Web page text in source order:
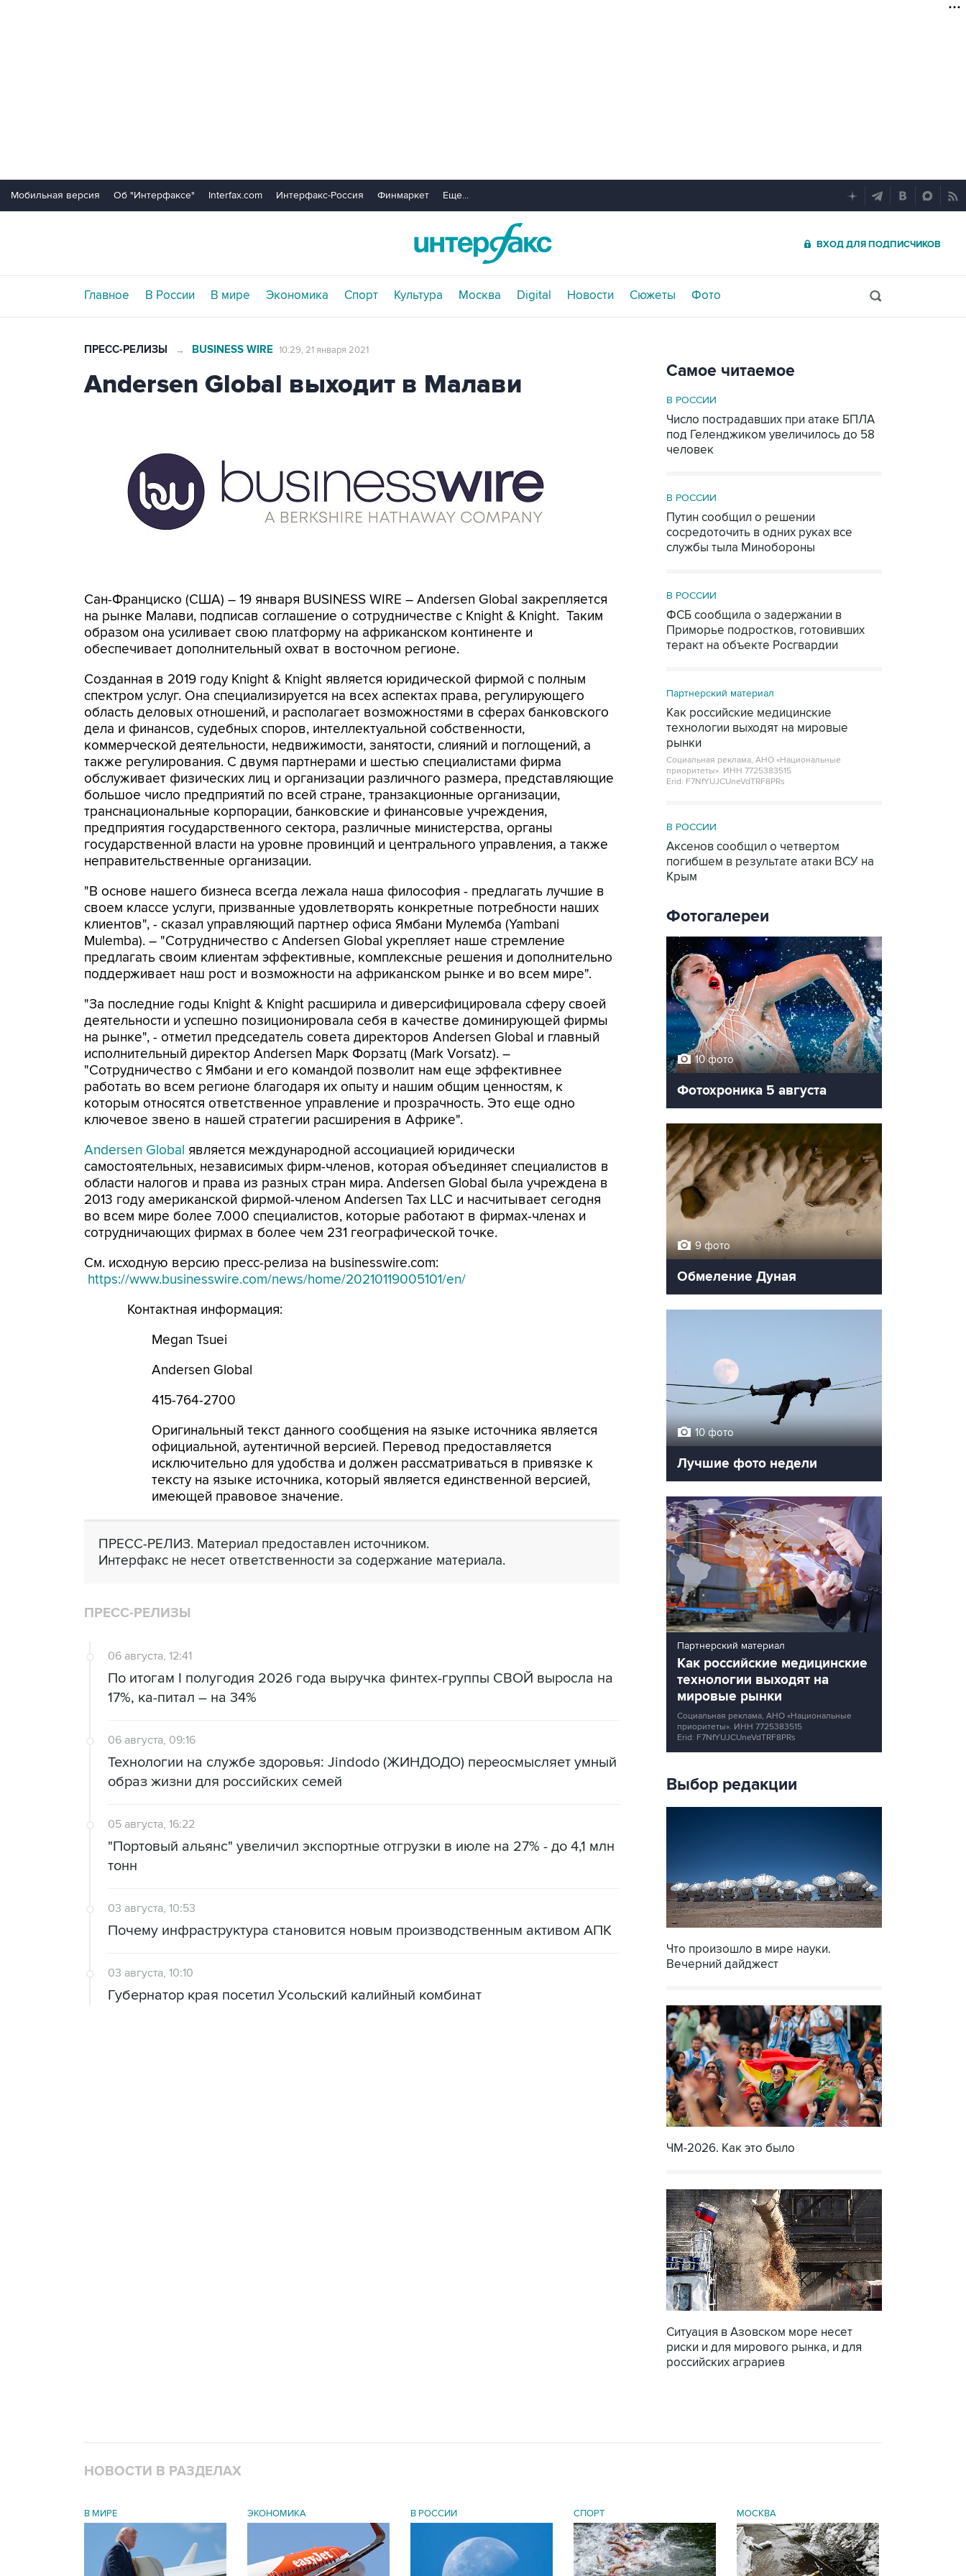
Мобильная версия Об "Интерфаксе" Interfax.com Интерфакс-Россия Финмаркет Еще...
ВХОД ДЛЯ ПОДПИСЧИКОВ
Главное В России В мире Экономика Спорт Культура Москва Digital Новости Сюжеты Фото
ПРЕСС-РЕЛИЗЫ → BUSINESS WIRE 10:29, 21 января 2021
Andersen Global выходит в Малави
Сан-Франциско (США) – 19 января BUSINESS WIRE – Andersen Global закрепляется
на рынке Малави, подписав соглашение о сотрудничестве с Knight & Knight. Таким
образом она усиливает свою платформу на африканском континенте и
обеспечивает дополнительный охват в восточном регионе.
Созданная в 2019 году Knight & Knight является юридической фирмой с полным
спектром услуг. Она специализируется на всех аспектах права, регулирующего
область деловых отношений, и располагает возможностями в сферах банковского
дела и финансов, судебных споров, интеллектуальной собственности,
коммерческой деятельности, недвижимости, занятости, слияний и поглощений, а
также регулирования. С двумя партнерами и шестью специалистами фирма
обслуживает физических лиц и организации различного размера, представляющие
большое число предприятий по всей стране, транзакционные организации,
транснациональные корпорации, банковские и финансовые учреждения,
предприятия государственного сектора, различные министерства, органы
государственной власти на уровне провинций и центрального управления, а также
неправительственные организации.
"В основе нашего бизнеса всегда лежала наша философия - предлагать лучшие в
своем классе услуги, призванные удовлетворять конкретные потребности наших
клиентов", - сказал управляющий партнер офиса Ямбани Мулемба (Yambani
Mulemba). – "Сотрудничество с Andersen Global укрепляет наше стремление
предлагать своим клиентам эффективные, комплексные решения и дополнительно
поддерживает наш рост и возможности на африканском рынке и во всем мире".
"За последние годы Knight & Knight расширила и диверсифицировала сферу своей
деятельности и успешно позиционировала себя в качестве доминирующей фирмы
на рынке", - отметил председатель совета директоров Andersen Global и главный
исполнительный директор Andersen Марк Форзатц (Mark Vorsatz). –
"Сотрудничество с Ямбани и его командой позволит нам еще эффективнее
работать во всем регионе благодаря их опыту и нашим общим ценностям, к
которым относятся ответственное управление и прозрачность. Это еще одно
ключевое звено в нашей стратегии расширения в Африке".
Andersen Global является международной ассоциацией юридически
самостоятельных, независимых фирм-членов, которая объединяет специалистов в
области налогов и права из разных стран мира. Andersen Global была учреждена в
2013 году американской фирмой-членом Andersen Tax LLC и насчитывает сегодня
во всем мире более 7.000 специалистов, которые работают в фирмах-членах и
сотрудничающих фирмах в более чем 231 географической точке.
См. исходную версию пресс-релиза на businesswire.com:
https://www.businesswire.com/news/home/20210119005101/en/
Контактная информация:
Megan Tsuei
Andersen Global
415-764-2700
Оригинальный текст данного сообщения на языке источника является
официальной, аутентичной версией. Перевод предоставляется
исключительно для удобства и должен рассматриваться в привязке к
тексту на языке источника, который является единственной версией,
имеющей правовое значение.
ПРЕСС-РЕЛИЗ. Материал предоставлен источником.
Интерфакс не несет ответственности за содержание материала.
ПРЕСС-РЕЛИЗЫ
06 августа, 12:41
По итогам I полугодия 2026 года выручка финтех-группы СВОЙ выросла на
17%, ка-питал – на 34%
06 августа, 09:16
Технологии на службе здоровья: Jindodo (ЖИНДОДО) переосмысляет умный
образ жизни для российских семей
05 августа, 16:22
"Портовый альянс" увеличил экспортные отгрузки в июле на 27% - до 4,1 млн
тонн
03 августа, 10:53
Почему инфраструктура становится новым производственным активом АПК
03 августа, 10:10
Губернатор края посетил Усольский калийный комбинат
Самое читаемое
В РОССИИ
Число пострадавших при атаке БПЛА
под Геленджиком увеличилось до 58
человек
В РОССИИ
Путин сообщил о решении
сосредоточить в одних руках все
службы тыла Минобороны
В РОССИИ
ФСБ сообщила о задержании в
Приморье подростков, готовивших
теракт на объекте Росгвардии
Партнерский материал
Как российские медицинские
технологии выходят на мировые
рынки
Социальная реклама, АНО «Национальные
приоритеты». ИНН 7725383515
Erid: F7NfYUJCUneVdTRF8PRs
В РОССИИ
Аксенов сообщил о четвертом
погибшем в результате атаки ВСУ на
Крым
Фотогалереи
10 фото
Фотохроника 5 августа
9 фото
Обмеление Дуная
10 фото
Лучшие фото недели
Партнерский материал
Как российские медицинские
технологии выходят на
мировые рынки
Социальная реклама, АНО «Национальные
приоритеты». ИНН 7725383515
Erid: F7NfYUJCUneVdTRF8PRs
Выбор редакции
Что произошло в мире науки.
Вечерний дайджест
ЧМ-2026. Как это было
Ситуация в Азовском море несет
риски и для мирового рынка, и для
российских аграриев
НОВОСТИ В РАЗДЕЛАХ
В МИРЕ ЭКОНОМИКА В РОССИИ СПОРТ МОСКВА